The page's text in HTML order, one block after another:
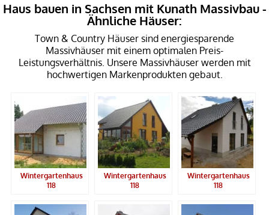
Haus bauen in Sachsen mit Kunath Massivbau -
Ähnliche Häuser:
Town & Country Häuser sind energiesparende
Massivhäuser mit einem optimalen Preis-
Leistungsverhältnis. Unsere Massivhäuser werden mit
hochwertigen Markenprodukten gebaut.
Wintergartenhaus
118
Wintergartenhaus
118
Wintergartenhaus
118